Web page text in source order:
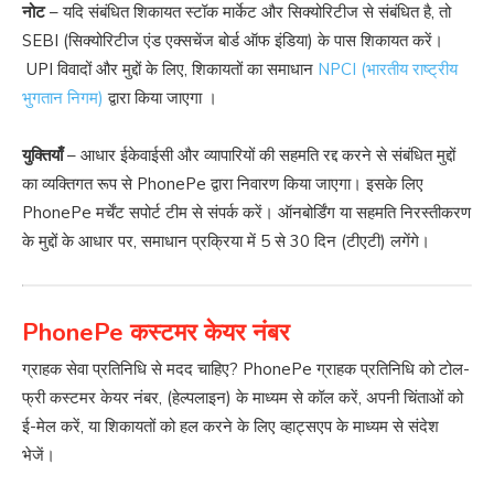
नोट– यदि संबंधित शिकायत स्टॉक मार्केट और सिक्योरिटीज से संबंधित है, तो
SEBI (सिक्योरिटीज एंड एक्सचेंज बोर्ड ऑफ इंडिया) के पास शिकायत करें।
UPI विवादों और मुद्दों के लिए, शिकायतों का समाधान NPCI (भारतीय राष्ट्रीय
भुगतान निगम) द्वारा किया जाएगा ।
युक्तियाँ– आधार ईकेवाईसी और व्यापारियों की सहमति रद्द करने से संबंधित मुद्दों
का व्यक्तिगत रूप से PhonePe द्वारा निवारण किया जाएगा। इसके लिए
PhonePe मर्चेंट सपोर्ट टीम से संपर्क करें। ऑनबोर्डिंग या सहमति निरस्तीकरण
के मुद्दों के आधार पर, समाधान प्रक्रिया में 5 से 30 दिन (टीएटी) लगेंगे।
PhonePe कस्टमर केयर नंबर
ग्राहक सेवा प्रतिनिधि से मदद चाहिए? PhonePe ग्राहक प्रतिनिधि को टोल-
फ्री कस्टमर केयर नंबर, (हेल्पलाइन) के माध्यम से कॉल करें, अपनी चिंताओं को
ई-मेल करें, या शिकायतों को हल करने के लिए व्हाट्सएप के माध्यम से संदेश
भेजें।